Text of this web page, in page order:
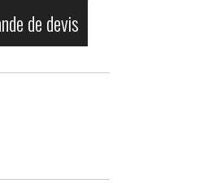
de devis